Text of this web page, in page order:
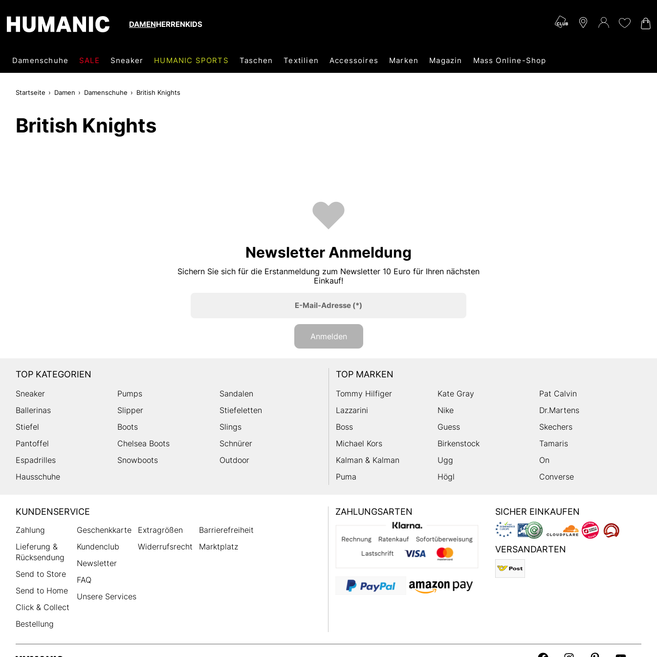
DAMENHERRENKIDS
Damenschuhe SALE Sneaker HUMANIC SPORTS Taschen Textilien Accessoires Marken Magazin Mass Online-Shop
Startseite Damen Damenschuhe British Knights
British Knights
Newsletter Anmeldung
Sichern Sie sich für die Erstanmeldung zum Newsletter 10 Euro für Ihren nächsten
Einkauf!
E-Mail-Adresse(*)
Anmelden
TOP KATEGORIEN
Sneaker Pumps
Sandalen
Ballerinas
Slipper
Stiefeletten
Stiefel
Boots
Slings
Pantoffel
Chelsea Boots
Schnürer
Espadrilles
Snowboots
Outdoor
Hausschuhe
TOP MARKEN
Tommy Hilfiger Kate Gray
Pat Calvin
Lazzarini
Nike
Dr.Martens
Boss
Guess
Skechers
Michael Kors
Birkenstock
Tamaris
Kalman & Kalman
Ugg
On
Puma
Högl Converse
HUMANIC
Footer
KUNDENSERVICE
Zahlung
Lieferung &
Rücksendung
Send to Store
Send to Home
Click & Collect
Bestellung
Geschenkkarte
Kundenclub
Newsletter
FAQ
Unsere Services
Extragrößen
Widerrufsrecht
Barrierefreiheit
Marktplatz
ZAHLUNGSARTEN SICHER EINKAUFEN
VERSANDARTEN